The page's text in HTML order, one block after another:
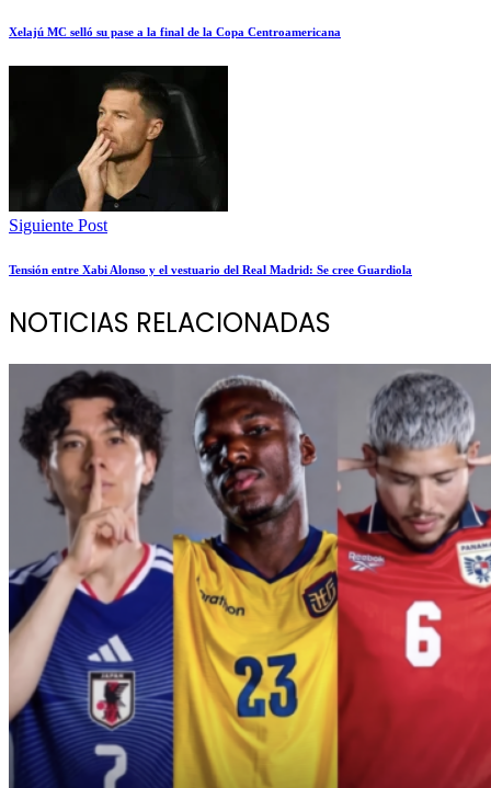
Xelajú MC selló su pase a la final de la Copa Centroamericana
Siguiente Post
Tensión entre Xabi Alonso y el vestuario del Real Madrid: Se cree Guardiola
NOTICIAS RELACIONADAS